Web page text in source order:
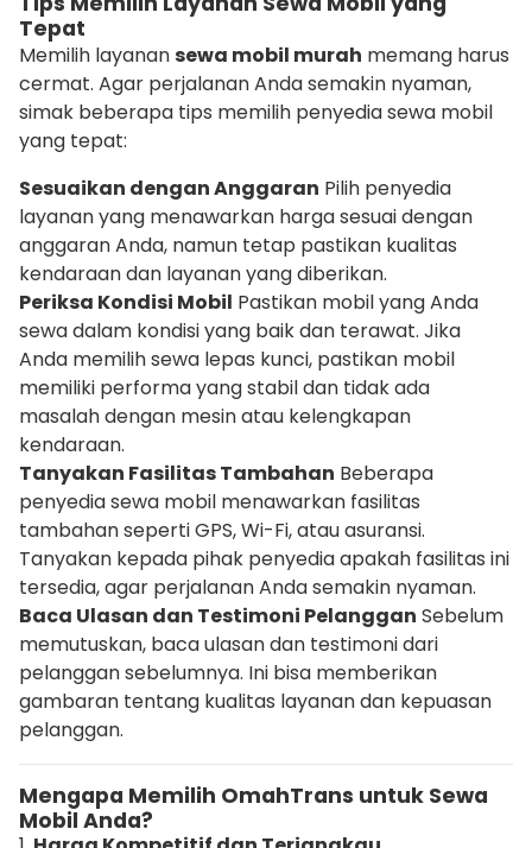
Tepat
Memilih layanansewa mobil murah memang harus
cermat. Agar perjalanan Anda semakin nyaman,
simak beberapa tips memilih penyedia sewa mobil
yang tepat:
Sesuaikan dengan Anggaran Pilih penyedia
layanan yang menawarkan harga sesuai dengan
anggaran Anda, namun tetap pastikan kualitas
kendaraan dan layanan yang diberikan.
Periksa Kondisi Mobil Pastikan mobil yang Anda
sewa dalam kondisi yang baik dan terawat. Jika
Anda memilih sewa lepas kunci, pastikan mobil
memiliki performa yang stabil dan tidak ada
masalah dengan mesin atau kelengkapan
kendaraan.
Tanyakan Fasilitas Tambahan Beberapa
penyedia sewa mobil menawarkan fasilitas
tambahan seperti GPS, Wi-Fi, atau asuransi.
Tanyakan kepada pihak penyedia apakah fasilitas ini
tersedia, agar perjalanan Anda semakin nyaman.
Baca Ulasan dan Testimoni Pelanggan Sebelum
memutuskan, baca ulasan dan testimoni dari
pelanggan sebelumnya. Ini bisa memberikan
gambaran tentang kualitas layanan dan kepuasan
pelanggan.
Mengapa Memilih OmahTrans untuk Sewa
Mobil Anda?